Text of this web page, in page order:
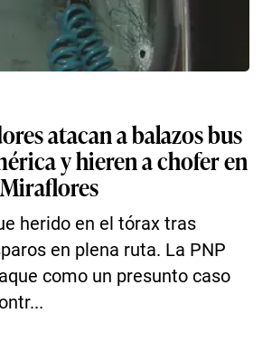
atacan a balazos bus
y hieren a chofer en
herido en el tórax tras
en plena ruta. La PNP
como un presunto caso